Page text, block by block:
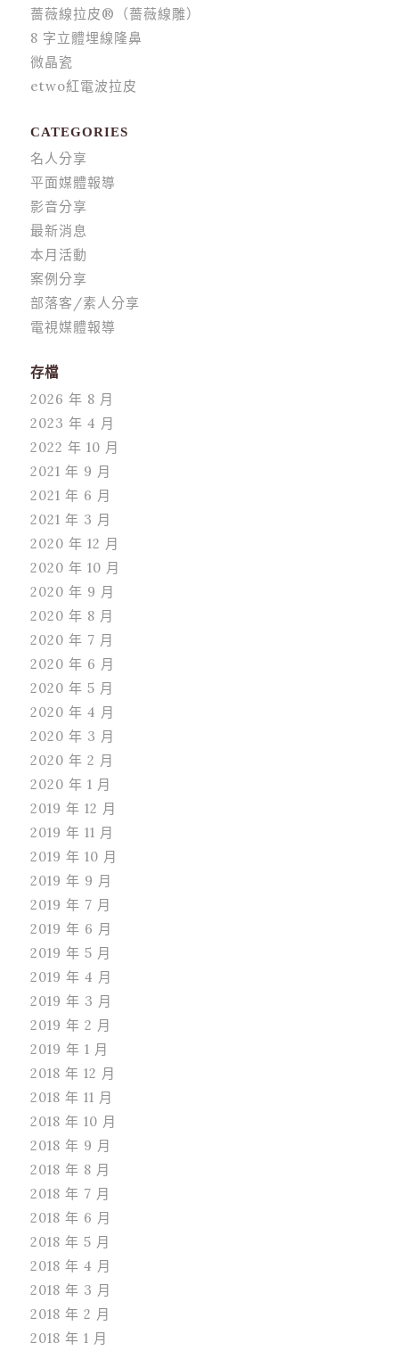
薔薇線拉皮®（薔薇線雕）
8 字立體埋線隆鼻
微晶瓷
etwo紅電波拉皮
CATEGORIES
名人分享
平面媒體報導
影音分享
最新消息
本月活動
案例分享
部落客/素人分享
電視媒體報導
存檔
2026 年 8 月
2023 年 4 月
2022 年 10 月
2021 年 9 月
2021 年 6 月
2021 年 3 月
2020 年 12 月
2020 年 10 月
2020 年 9 月
2020 年 8 月
2020 年 7 月
2020 年 6 月
2020 年 5 月
2020 年 4 月
2020 年 3 月
2020 年 2 月
2020 年 1 月
2019 年 12 月
2019 年 11 月
2019 年 10 月
2019 年 9 月
2019 年 7 月
2019 年 6 月
2019 年 5 月
2019 年 4 月
2019 年 3 月
2019 年 2 月
2019 年 1 月
2018 年 12 月
2018 年 11 月
2018 年 10 月
2018 年 9 月
2018 年 8 月
2018 年 7 月
2018 年 6 月
2018 年 5 月
2018 年 4 月
2018 年 3 月
2018 年 2 月
2018 年 1 月